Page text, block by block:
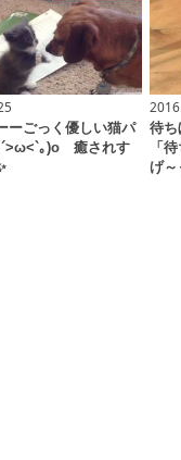
ーごっく優しい猫パ
´>ω<`｡)o 癒されす
待ち
「
げ